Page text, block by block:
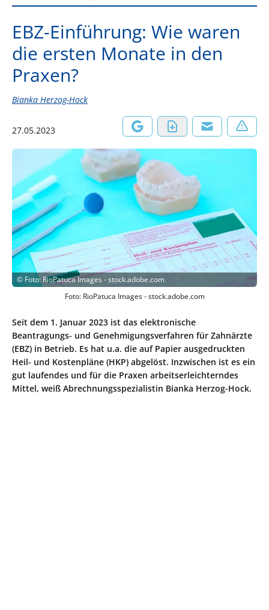
EBZ-Einführung: Wie waren
die ersten Monate in den
Praxen?
Bianka Herzog-Hock
27.05.2023
© Foto: RioPatuca Images - stock.adobe.com
Foto: RioPatuca Images - stock.adobe.com
Seit dem 1. Januar 2023 ist das elektronische
Beantragungs- und Genehmigungsverfahren für Zahnärzte
(EBZ) in Betrieb. Es hat u.a. die auf Papier ausgedruckten
Heil- und Kostenpläne (HKP) abgelöst. Inzwischen ist es ein
gut laufendes und für die Praxen arbeitserleichterndes
Mittel, weiß Abrechnungsspezialistin Bianka Herzog-Hock.